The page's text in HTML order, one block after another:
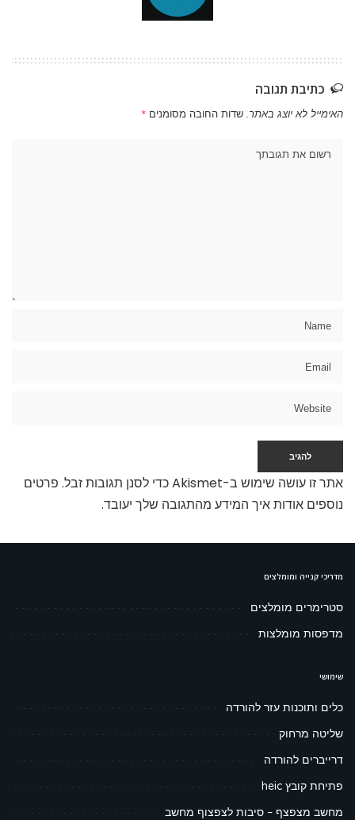
כתיבת תגובה
האימייל לא יוצג באתר. שדות החובה מסומנים *
אתר זו עושה שימוש ב-Akismet כדי לסנן תגובות זבל.
פרטים
נוספים אודות איך המידע מהתגובה שלך יעובד.
מדריכי קנייה ומומלצים
סטרימרים מומלצים
מדפסות מומלצות
שימושי
כלים ותוכנות עזר להורדה
שליטה מרחוק
דרייברים להורדה
פתיחת קובץ heic
מחשב מצפצף – סיבות לצפצוף מחשב